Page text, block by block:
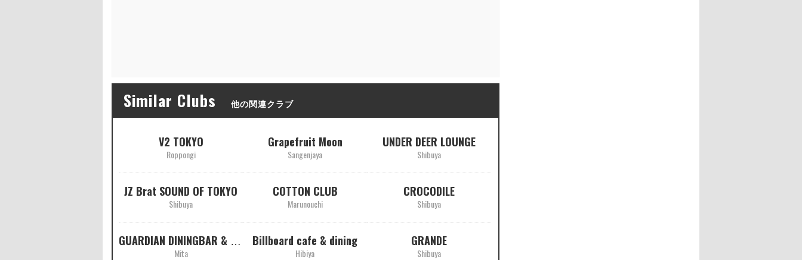
Similar Clubs 他の関連クラブ
V2 TOKYO
Roppongi
Grapefruit Moon
Sangenjaya
UNDER DEER LOUNGE
Shibuya
JZ Brat SOUND OF TOKYO
Shibuya
COTTON CLUB
Marunouchi
CROCODILE
Shibuya
GUARDIAN DININGBAR & SOUL
Mita
Billboard cafe & dining
Hibiya
GRANDE
Shibuya